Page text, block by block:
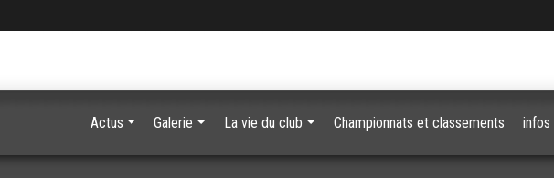
Actus Galerie La vie du club Championnats et classements infos